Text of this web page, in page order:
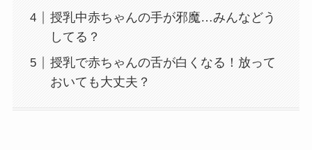
授乳中赤ちゃんの手が邪魔…みんなどう
してる？
授乳で赤ちゃんの舌が白くなる！放って
おいても大丈夫？